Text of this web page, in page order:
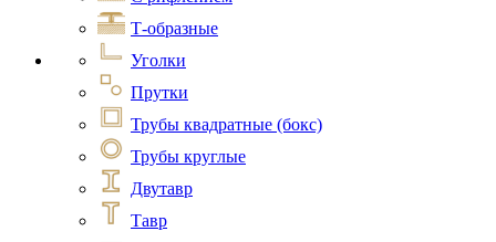
Т-образные
Уголки
Прутки
Трубы квадратные (бокс)
Трубы круглые
Двутавр
Тавр